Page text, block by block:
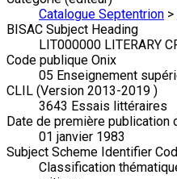
Catalogue Septentrion >
BISAC Subject Heading
LIT000000 LITERARY
Code publique Onix
05 Enseignement
CLIL (Version 2013-2019 )
3643 Essais littéraires
Date de première publication
01 janvier 1983
Subject Scheme Identifier
Classification